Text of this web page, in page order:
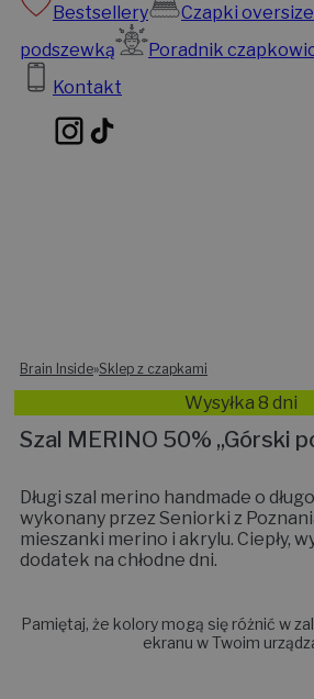
Bestsellery Czapki oversize
podszewką
Poradnik
Kontakt
Brain Inside»Sklep z czapkami
Wysyłka 8 dni
Szal MERINO 50% ,,Górski
Długi szal merino handmade o
wykonany przez Seniorki z
mieszanki merino i akrylu. Ciepły,
dodatek na chłodne dni.
Pamiętaj, że kolory mogą się różnić w
ekranu w Twoim